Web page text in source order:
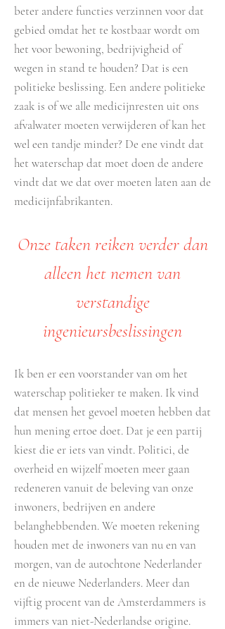
beter andere functies verzinnen voor dat
gebied omdat het te kostbaar wordt om
het voor bewoning, bedrijvigheid of
wegen in stand te houden? Dat is een
politieke beslissing. Een andere politieke
zaak is of we alle medicijnresten uit ons
afvalwater moeten verwijderen of kan het
wel een tandje minder? De ene vindt dat
het waterschap dat moet doen de andere
vindt dat we dat over moeten laten aan de
medicijnfabrikanten.
Onze taken reiken verder dan
alleen het nemen van
verstandige
ingenieursbeslissingen
Ik ben er een voorstander van om het
waterschap politieker te maken. Ik vind
dat mensen het gevoel moeten hebben dat
hun mening ertoe doet. Dat je een partij
kiest die er iets van vindt. Politici, de
overheid en wijzelf moeten meer gaan
redeneren vanuit de beleving van onze
inwoners, bedrijven en andere
belanghebbenden. We moeten rekening
houden met de inwoners van nu en van
morgen, van de autochtone Nederlander
en de nieuwe Nederlanders. Meer dan
vijftig procent van de Amsterdammers is
immers van niet-Nederlandse origine.